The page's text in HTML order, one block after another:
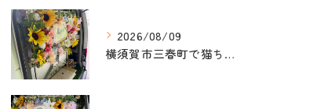
2026/08/09
横須賀市三春町で猫ちゃんのペット葬儀、ペット火葬をお手伝いさ...